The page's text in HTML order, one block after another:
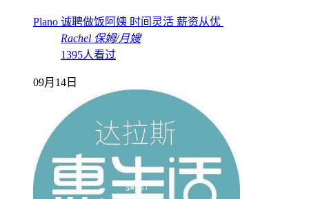
Plano 诚聘做饭阿姨 时间灵活 薪资从优
Rachel 保姆/月嫂
1395人看过
09月14日